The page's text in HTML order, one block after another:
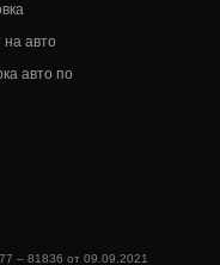
на авто
авто по
– 81836 от 09.09.2021